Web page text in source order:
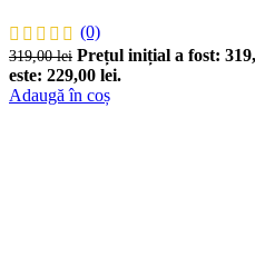
(0)
319,00lei Prețul inițial a fost:
este: 229,00 lei.
Adaugă în coș